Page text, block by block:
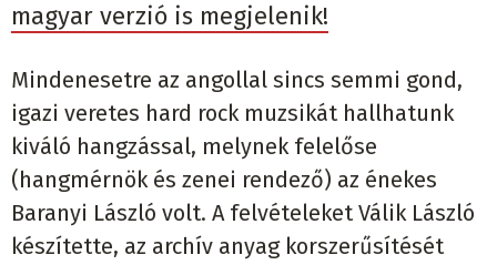
magyar verzió is megjelenik!
Mindenesetre az angollal sincs semmi gond,
igazi veretes hard rock muzsikát hallhatunk
kiváló hangzással, melynek felelőse
(hangmérnök és zenei rendező) az énekes
Baranyi László volt. A felvételeket Válik László
készítette, az archív anyag korszerűsítését